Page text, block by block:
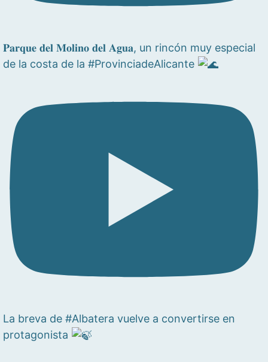
𝐏𝐚𝐫𝐪𝐮𝐞 𝐝𝐞𝐥 𝐌𝐨𝐥𝐢𝐧𝐨 𝐝𝐞𝐥 𝐀𝐠𝐮𝐚, un rincón muy especial
de la costa de la #ProvinciadeAlicante
La breva de #Albatera vuelve a convertirse en
protagonista